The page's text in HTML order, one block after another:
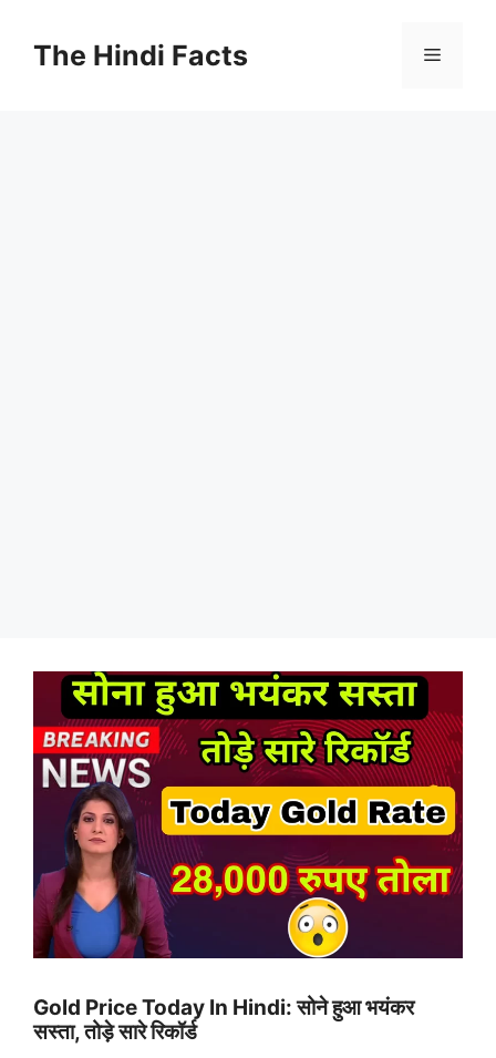
The Hindi Facts
Gold Price Today In Hindi: सोने हुआ भयंकर
सस्ता, तोड़े सारे रिकॉर्ड